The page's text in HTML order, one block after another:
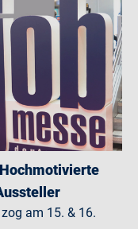
am 15. & 16.